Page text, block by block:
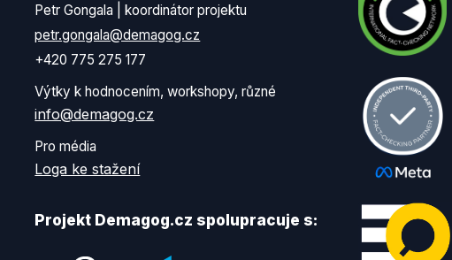
Petr Gongala | koordinátor projektu
petr.gongala@demagog.cz
+420 775 275 177
Výtky k hodnocením, workshopy, různé
info@demagog.cz
Pro média
Loga ke stažení
Projekt Demagog.cz spolupracuje s: